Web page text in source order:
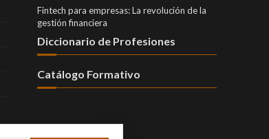
Fintech para empresas: La revolución de la
gestión financiera
Diccionario de Profesiones
Catálogo Formativo